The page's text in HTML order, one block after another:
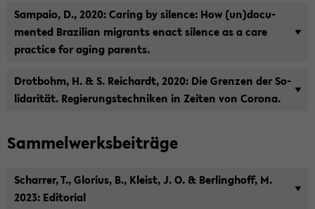
Sam­paio, D., 2020: Ca­ring by si­lence: How (un)do­cu­
men­ted Bra­zi­li­an mi­grants enact si­lence as a care
prac­ti­ce for aging par­ents.
Drot­bohm, H. & S. Rei­chardt, 2020: Die Gren­zen der So­
li­da­ri­tät. Re­gie­rungs­tech­ni­ken in Zei­ten von Co­ro­na.
Sam­mel­werks­bei­trä­ge
Schar­rer, T., Glo­ri­us, B., Kleist, J. O. & Ber­ling­hoff, M.
2023: Edi­to­ri­al